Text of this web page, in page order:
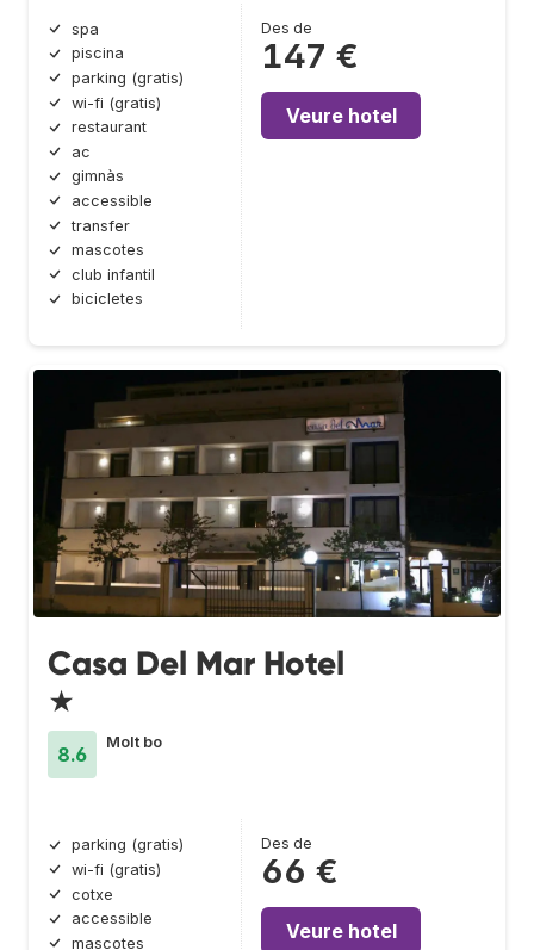
spa
piscina
parking (gratis)
wi-fi (gratis)
restaurant
ac
gimnàs
accessible
transfer
mascotes
club infantil
bicicletes
Des de
147 €
Veure hotel
Casa Del Mar Hotel
★
8.6
Molt bo
parking (gratis)
wi-fi (gratis)
cotxe
accessible
mascotes
Des de
66 €
Veure hotel